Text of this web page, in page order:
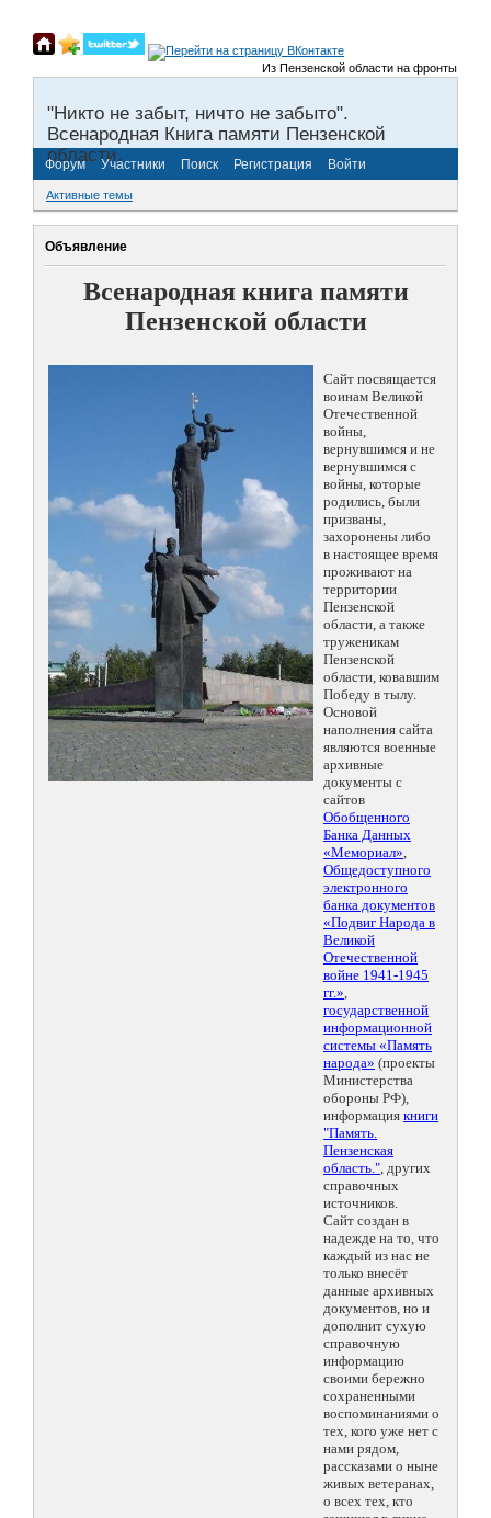
Из Пензенской области на фронты
"Никто не забыт, ничто не забыто".
Всенародная Книга памяти Пензенской
области.
Форум Участники Поиск Регистрация Войти
Активные темы
Объявление
Всенародная книга памяти
Пензенской области
Сайт посвящается
воинам Великой
Отечественной
войны,
вернувшимся и не
вернувшимся с
войны, которые
родились, были
призваны,
захоронены либо
в настоящее время
проживают на
территории
Пензенской
области, а также
труженикам
Пензенской
области, ковавшим
Победу в тылу.
Основой
наполнения сайта
являются военные
архивные
документы с
сайтов
Обобщенного
Банка Данных
«Мемориал»,
Общедоступного
электронного
банка документов
«Подвиг Народа в
Великой
Отечественной
войне 1941-1945
гг.»,
государственной
информационной
системы «Память
народа» (проекты
Министерства
обороны РФ),
информация книги
"Память.
Пензенская
область.", других
справочных
источников.
Сайт создан в
надежде на то, что
каждый из нас не
только внесёт
данные архивных
документов, но и
дополнит сухую
справочную
информацию
своими бережно
сохраненными
воспоминаниями о
тех, кого уже нет с
нами рядом,
рассказами о ныне
живых ветеранах,
о всех тех, кто